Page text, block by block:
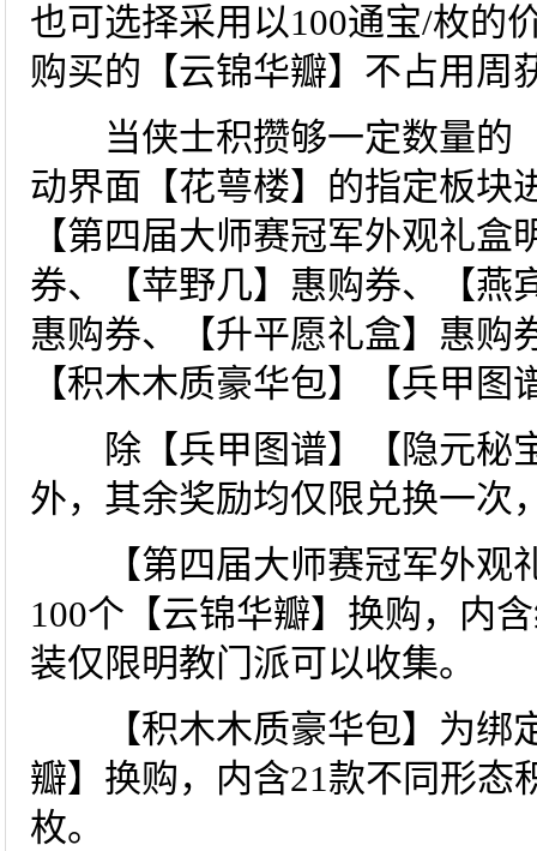
也可选择采用以100通宝/枚的
购买的【云锦华瓣】不占用周
当侠士积攒够一定数量的
动界面【花萼楼】的指定板块
【第四届大师赛冠军外观礼
券、【苹野几】惠购券、【燕
惠购券、【升平愿礼盒】惠购
【积木木质豪华包】【兵甲
除【兵甲图谱】【隐元秘
外，其余奖励均仅限兑换一次
【第四届大师赛冠军外观
100个【云锦华瓣】换购，内
装仅限明教门派可以收集。
【积木木质豪华包】为绑
瓣】换购，内含21款不同形态
枚。